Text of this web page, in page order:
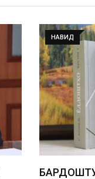
НАВИД